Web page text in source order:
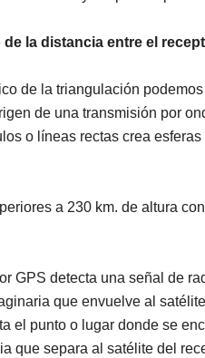
de la distancia entre el
de la triangulación
de una transmisión por
o líneas rectas crea
a 230 km. de altura
GPS detecta una señal de
que envuelve al
el punto o lugar donde se
que separa al satélite del